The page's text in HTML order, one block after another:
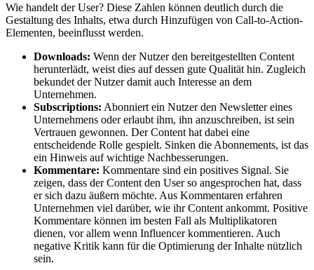
Wie handelt der User? Diese Zahlen können deutlich durch die
Gestaltung des Inhalts, etwa durch Hinzufügen von Call-to-Action-
Elementen, beeinflusst werden.
Downloads: Wenn der Nutzer den bereitgestellten Content
herunterlädt, weist dies auf dessen gute Qualität hin. Zugleich
bekundet der Nutzer damit auch Interesse an dem
Unternehmen.
Subscriptions: Abonniert ein Nutzer den Newsletter eines
Unternehmens oder erlaubt ihm, ihn anzuschreiben, ist sein
Vertrauen gewonnen. Der Content hat dabei eine
entscheidende Rolle gespielt. Sinken die Abonnements, ist das
ein Hinweis auf wichtige Nachbesserungen.
Kommentare: Kommentare sind ein positives Signal. Sie
zeigen, dass der Content den User so angesprochen hat, dass
er sich dazu äußern möchte. Aus Kommentaren erfahren
Unternehmen viel darüber, wie ihr Content ankommt. Positive
Kommentare können im besten Fall als Multiplikatoren
dienen, vor allem wenn Influencer kommentieren. Auch
negative Kritik kann für die Optimierung der Inhalte nützlich
sein.